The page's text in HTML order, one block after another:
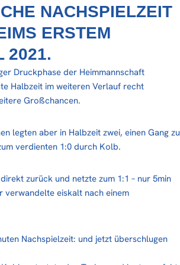
NACHSPIELZEIT
ERSTEM
2021.
Druckphase der Heimmannschaft
Halbzeit im weiteren Verlauf recht
Großchancen.
legten aber in Halbzeit zwei, einen Gang zu
verdienten 1:0 durch Kolb.
zurück und netzte zum 1:1 – nur 5min
verwandelte eiskalt nach einem
Nachspielzeit: und jetzt überschlugen